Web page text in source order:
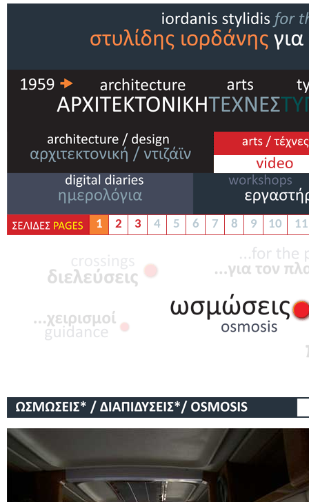
1 2 3 4 5 6 7 8 9 10 11